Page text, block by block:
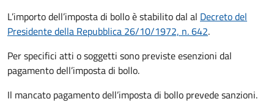
L’importo dell’imposta di bollo è stabilito dal al Decreto del
Presidente della Repubblica 26/10/1972, n. 642.
Per specifici atti o soggetti sono previste esenzioni dal
pagamento dell’imposta di bollo.
Il mancato pagamento dell’imposta di bollo prevede sanzioni.